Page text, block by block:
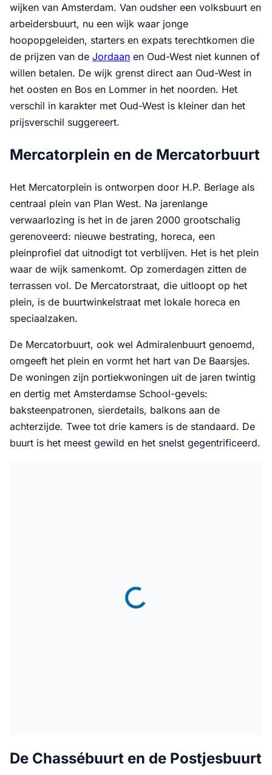
wijken van Amsterdam. Van oudsher een volksbuurt en
arbeidersbuurt, nu een wijk waar jonge
hoopopgeleiden, starters en expats terechtkomen die
de prijzen van de Jordaan en Oud-West niet kunnen of
willen betalen. De wijk grenst direct aan Oud-West in
het oosten en Bos en Lommer in het noorden. Het
verschil in karakter met Oud-West is kleiner dan het
prijsverschil suggereert.
Mercatorplein en de Mercatorbuurt
Het Mercatorplein is ontworpen door H.P. Berlage als
centraal plein van Plan West. Na jarenlange
verwaarlozing is het in de jaren 2000 grootschalig
gerenoveerd: nieuwe bestrating, horeca, een
pleinprofiel dat uitnodigt tot verblijven. Het is het plein
waar de wijk samenkomt. Op zomerdagen zitten de
terrassen vol. De Mercatorstraat, die uitloopt op het
plein, is de buurtwinkelstraat met lokale horeca en
speciaalzaken.
De Mercatorbuurt, ook wel Admiralenbuurt genoemd,
omgeeft het plein en vormt het hart van De Baarsjes.
De woningen zijn portiekwoningen uit de jaren twintig
en dertig met Amsterdamse School-gevels:
baksteenpatronen, sierdetails, balkons aan de
achterzijde. Twee tot drie kamers is de standaard. De
buurt is het meest gewild en het snelst gegentrificeerd.
De Chassébuurt en de Postjesbuurt